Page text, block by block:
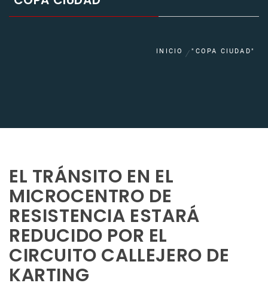
INICIO "COPA CIUDAD"
EL TRÁNSITO EN EL
MICROCENTRO DE
RESISTENCIA ESTARÁ
REDUCIDO POR EL
CIRCUITO CALLEJERO DE
KARTING